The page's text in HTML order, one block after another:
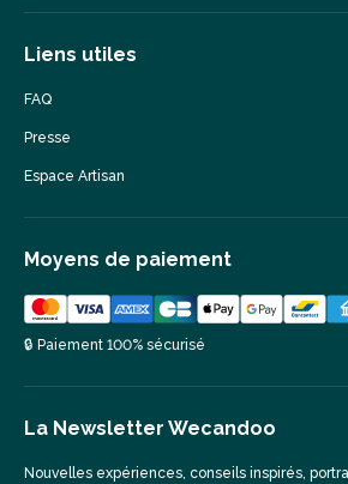
Liens utiles
FAQ
Presse
Espace Artisan
Moyens de paiement
🔒 Paiement 100% sécurisé
La Newsletter Wecandoo
Nouvelles expériences, conseils inspirés,